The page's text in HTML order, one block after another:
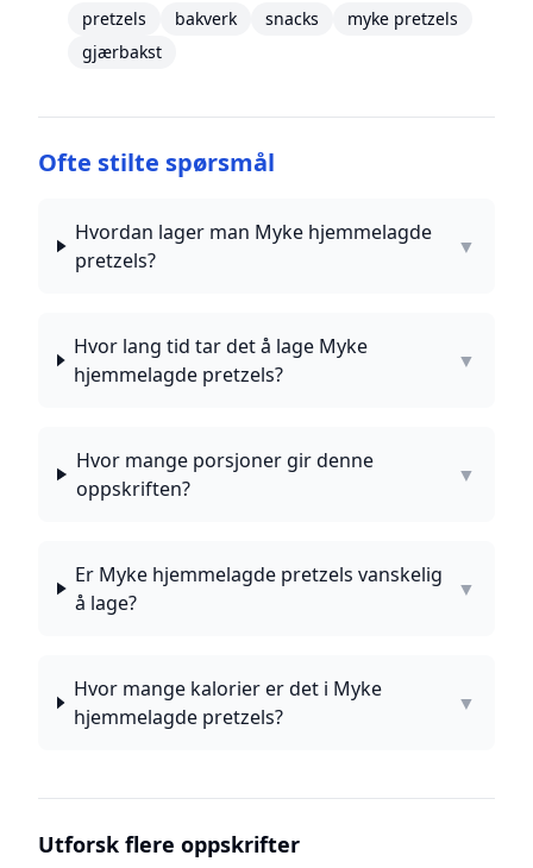
pretzels bakverk snacks
myke pretzels
gjærbakst
Ofte stilte spørsmål
Hvordan lager man Myke hjemmelagde
pretzels?
▼
Hvor lang tid tar det å lage Myke
hjemmelagde pretzels?
▼
Hvor mange porsjoner gir denne
oppskriften?
▼
Er Myke hjemmelagde pretzels vanskelig
å lage?
▼
Hvor mange kalorier er det i Myke
hjemmelagde pretzels?
▼
Utforsk flere oppskrifter